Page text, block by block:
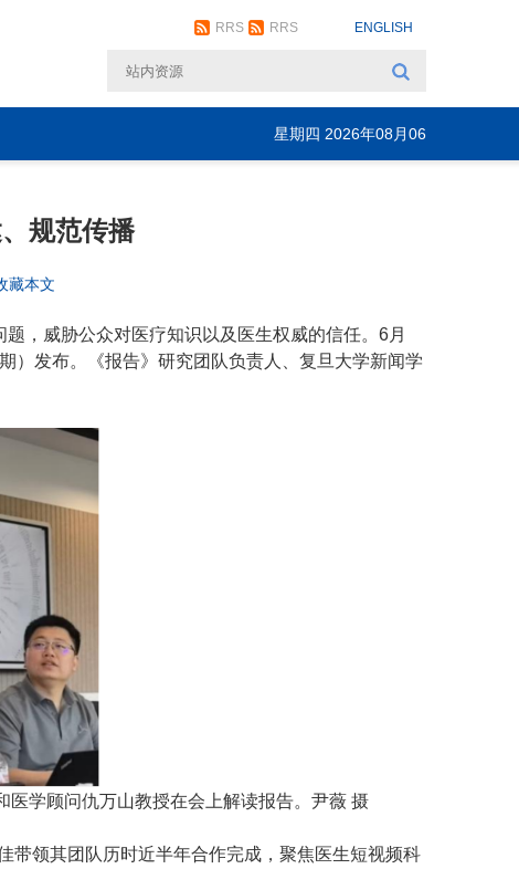
RRS RRS ENGLISH
星期四 2026年08月06
规范传播
藏本文
，威胁公众对医疗知识以及医生权威的信任。6月
）发布。《报告》研究团队负责人、复旦大学新闻学
学顾问仇万山教授在会上解读报告。尹薇 摄
带领其团队历时近半年合作完成，聚焦医生短视频科